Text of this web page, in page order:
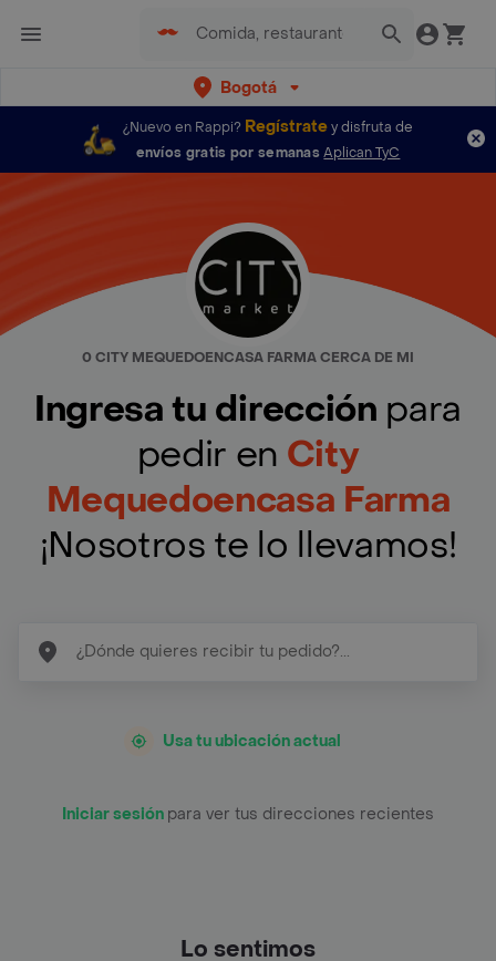
Bogotá
¿Nuevo en Rappi? Regístratey disfruta de
envíos gratis por semanas Aplican TyC
0 CITY MEQUEDOENCASA FARMA CERCA DE MI
Ingresa tu dirección para
pedir en City
Mequedoencasa Farma
¡Nosotros te lo llevamos!
Usa tu ubicación actual
Iniciar sesión para ver tus direcciones recientes
Lo sentimos